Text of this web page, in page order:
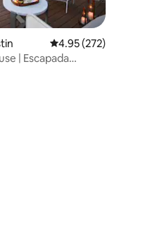
reseñas
Calificación promedio:
4.95 (272)
| Escapada